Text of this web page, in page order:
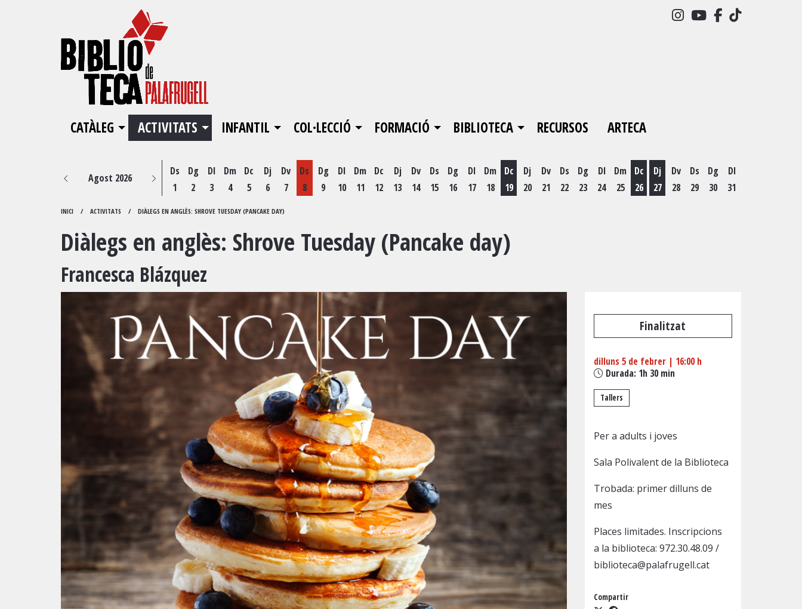
Link a instagram
Link a youtube
Link aLink a
CATÀLEG ACTIVITATS INFANTIL COL·LECCIÓ FORMACIÓ BIBLIOTECA RECURSOS ARTECA
Agost 2026
Ds
1
Dg
2
Dl
3
Dm
4
Dc
5
Dj
6
Dv
7
Ds
8
Dg
9
Dl
10
Dm
11
Dc
12
Dj
13
Dv
14
Ds
15
Dg
16
Dl
17
Dm
18
Dc
19
Dj
20
Dv
21
Ds
22
Dg
23
Dl
24
Dm
25
Dc
26
Dj
27
Dv
28
Ds
29
Dg
30
Dl
31
INICI ACTIVITATS DIÀLEGS EN ANGLÈS: SHROVE TUESDAY (PANCAKE DAY)
Diàlegs en anglès: Shrove Tuesday (Pancake day)
Francesca Blázquez
Finalitzat
dilluns 5 de febrer| 16:00 h
Durada: 1h 30 min
Tallers
Per a adults i joves
Sala Polivalent de la Biblioteca
Trobada: primer dilluns de
mes
Places limitades. Inscripcions
a la biblioteca: 972.30.48.09 /
biblioteca@palafrugell.cat
Compartir